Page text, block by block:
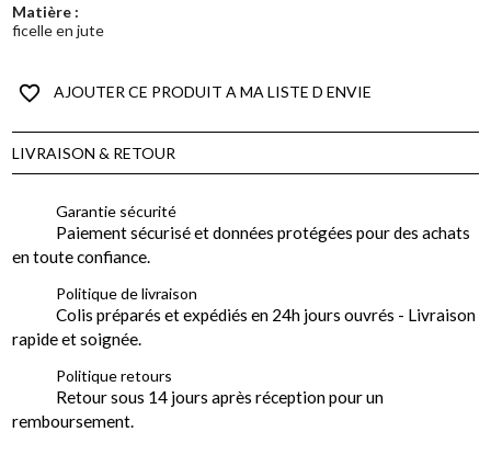
Matière :
ficelle en jute
favorite_border AJOUTER CE PRODUIT A MA LISTE D ENVIE
LIVRAISON & RETOUR
Garantie sécurité
Paiement sécurisé et données protégées pour des achats
en toute confiance.
Politique de livraison
Colis préparés et expédiés en 24h jours ouvrés - Livraison
rapide et soignée.
Politique retours
Retour sous 14 jours après réception pour un
remboursement.